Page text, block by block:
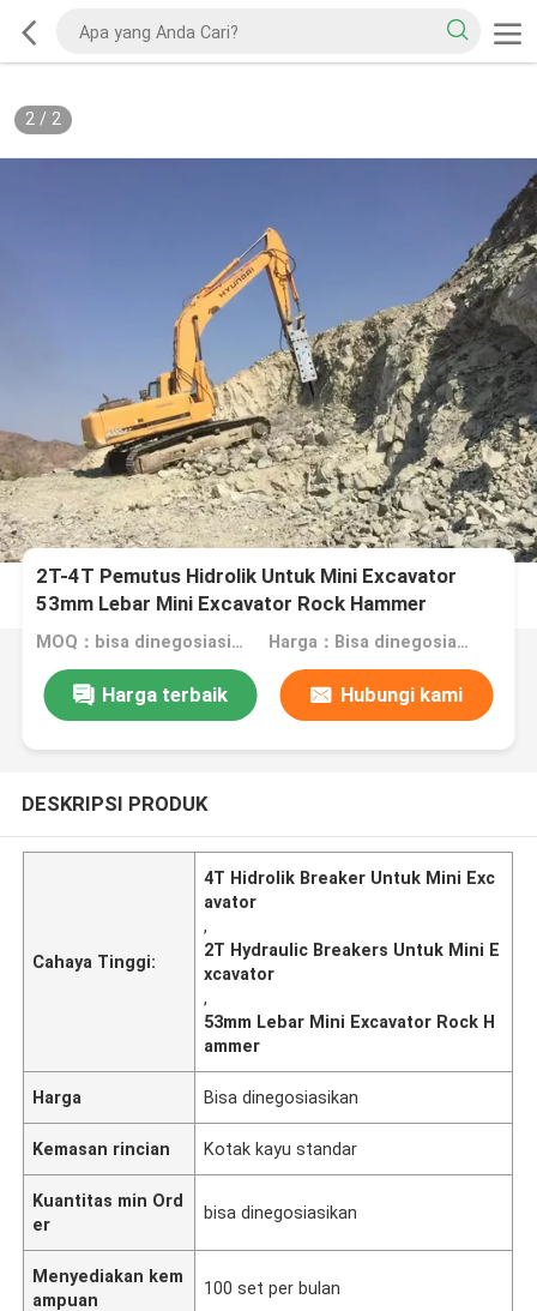
2/ 2
2T-4T Pemutus Hidrolik Untuk Mini Excavator
53mm Lebar Mini Excavator Rock Hammer
MOQ：bisa dinegosiasikan Harga：Bisa dinegosiasikan
Harga terbaik Hubungi kami
DESKRIPSI PRODUK
Cahaya Tinggi:
4T Hidrolik Breaker Untuk Mini Exc
avator
,
2T Hydraulic Breakers Untuk Mini E
xcavator
,
53mm Lebar Mini Excavator Rock H
ammer
Harga Bisa dinegosiasikan
Kemasan rincian Kotak kayu standar
Kuantitas min Ord
er
bisa dinegosiasikan
Menyediakan kem
ampuan
100 set per bulan